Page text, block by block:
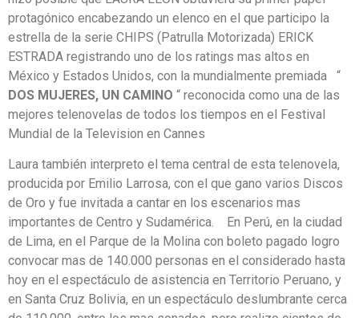
protagónico encabezando un elenco en el que participo la
estrella de la serie CHIPS (Patrulla Motorizada) ERICK
ESTRADA registrando uno de los ratings mas altos en
México y Estados Unidos, con la mundialmente premiada “
DOS MUJERES, UN CAMINO “ reconocida como una de las
mejores telenovelas de todos los tiempos en el Festival
Mundial de la Television en Cannes
Laura también interpreto el tema central de esta telenovela,
producida por Emilio Larrosa, con el que gano varios Discos
de Oro y fue invitada a cantar en los escenarios mas
importantes de Centro y Sudamérica. En Perú, en la ciudad
de Lima, en el Parque de la Molina con boleto pagado logro
convocar mas de 140.000 personas en el considerado hasta
hoy en el espectáculo de asistencia en Territorio Peruano, y
en Santa Cruz Bolivia, en un espectáculo deslumbrante cerca